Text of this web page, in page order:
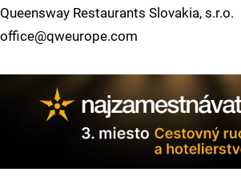
Queensway Restaurants Slovakia, s.r.o.
office@qweurope.com